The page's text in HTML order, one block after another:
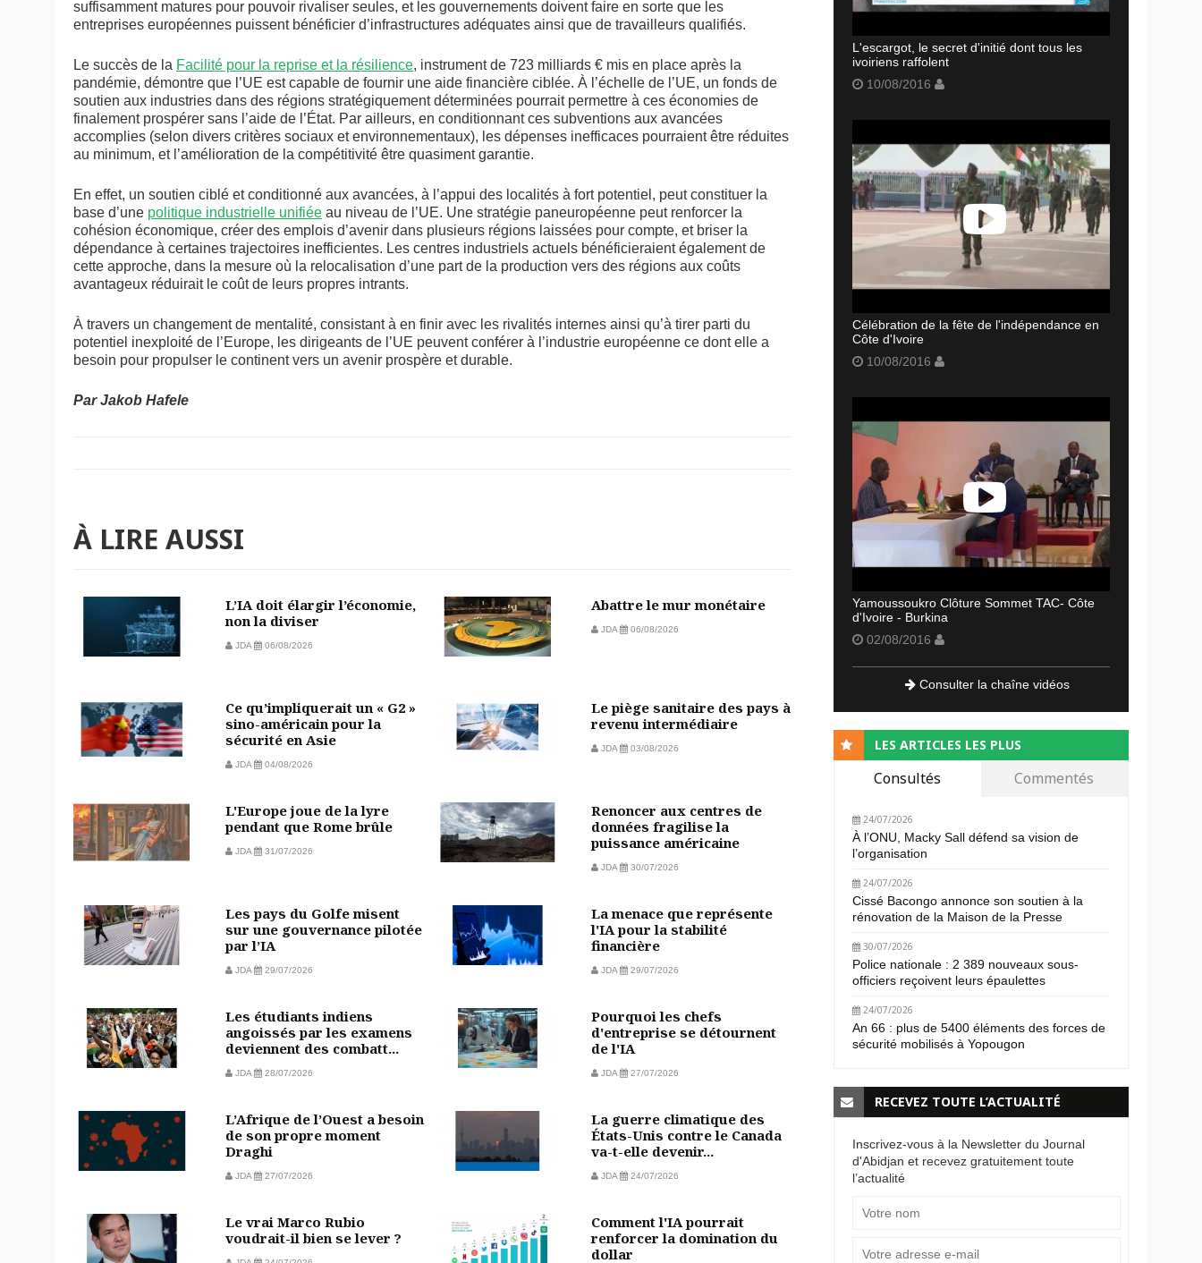
suffisamment matures pour pouvoir rivaliser seules, et les gouvernements doivent faire en sorte que les
entreprises européennes puissent bénéficier d’infrastructures adéquates ainsi que de travailleurs qualifiés.
Le succès de la Facilité pour la reprise et la résilience, instrument de 723 milliards € mis en place après la
pandémie, démontre que l’UE est capable de fournir une aide financière ciblée. À l’échelle de l’UE, un fonds de
soutien aux industries dans des régions stratégiquement déterminées pourrait permettre à ces économies de
finalement prospérer sans l’aide de l’État. Par ailleurs, en conditionnant ces subventions aux avancées
accomplies (selon divers critères sociaux et environnementaux), les dépenses inefficaces pourraient être réduites
au minimum, et l’amélioration de la compétitivité être quasiment garantie.
En effet, un soutien ciblé et conditionné aux avancées, à l’appui des localités à fort potentiel, peut constituer la
base d’une politique industrielle unifiée au niveau de l’UE. Une stratégie paneuropéenne peut renforcer la
cohésion économique, créer des emplois d’avenir dans plusieurs régions laissées pour compte, et briser la
dépendance à certaines trajectoires inefficientes. Les centres industriels actuels bénéficieraient également de
cette approche, dans la mesure où la relocalisation d’une part de la production vers des régions aux coûts
avantageux réduirait le coût de leurs propres intrants.
À travers un changement de mentalité, consistant à en finir avec les rivalités internes ainsi qu’à tirer parti du
potentiel inexploité de l’Europe, les dirigeants de l’UE peuvent conférer à l’industrie européenne ce dont elle a
besoin pour propulser le continent vers un avenir prospère et durable.
Par Jakob Hafele
À LIRE AUSSI
L’IA doit élargir l’économie,
non la diviser
JDA 06/08/2026
Abattre le mur monétaire
JDA 06/08/2026
Ce qu’impliquerait un « G2 »
sino-américain pour la
sécurité en Asie
JDA 04/08/2026
Le piège sanitaire des pays à
revenu intermédiaire
JDA 03/08/2026
L'Europe joue de la lyre
pendant que Rome brûle
JDA 31/07/2026
Renoncer aux centres de
données fragilise la
puissance américaine
JDA 30/07/2026
Les pays du Golfe misent
sur une gouvernance pilotée
par l’IA
JDA 29/07/2026
La menace que représente
l'IA pour la stabilité
financière
JDA 29/07/2026
Les étudiants indiens
angoissés par les examens
deviennent des combatt...
JDA 28/07/2026
Pourquoi les chefs
d'entreprise se détournent
de l'IA
JDA 27/07/2026
L’Afrique de l’Ouest a besoin
de son propre moment
Draghi
JDA 27/07/2026
La guerre climatique des
États-Unis contre le Canada
va-t-elle devenir...
JDA 24/07/2026
Le vrai Marco Rubio
voudrait-il bien se lever ?
Comment l'IA pourrait
renforcer la domination du
dollar
L'escargot, le secret d'initié dont tous les
ivoiriens raffolent
10/08/2016
Célébration de la fête de l'indépendance en
Côte d'Ivoire
10/08/2016
Yamoussoukro Clôture Sommet TAC- Côte
d'Ivoire - Burkina
02/08/2016
Consulter la chaîne vidéos
LES ARTICLES LES PLUS
Consultés Commentés
24/07/2026
À l’ONU, Macky Sall défend sa vision de
l’organisation
24/07/2026
Cissé Bacongo annonce son soutien à la
rénovation de la Maison de la Presse
30/07/2026
Police nationale : 2 389 nouveaux sous-
officiers reçoivent leurs épaulettes
24/07/2026
An 66 : plus de 5400 éléments des forces de
sécurité mobilisés à Yopougon
RECEVEZ TOUTE L’ACTUALITÉ
Inscrivez-vous à la Newsletter du Journal
d'Abidjan et recevez gratuitement toute
l’actualité